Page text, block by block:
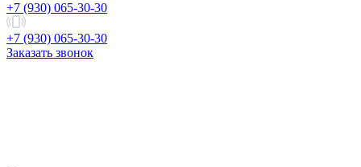
+7 (930) 065-30-30
+7 (930) 065-30-30
Заказать звонок